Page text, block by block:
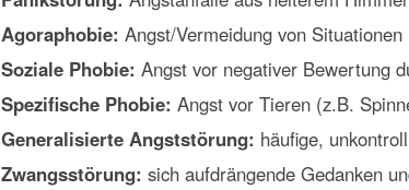
Agoraphobie: Angst/Vermeidung von
Soziale Phobie: Angst vor negativer Bewertung
Spezifische Phobie: Angst vor Tieren (z.B.
Generalisierte Angststörung: häufige,
Zwangsstörung: sich aufdrängende Gedanken